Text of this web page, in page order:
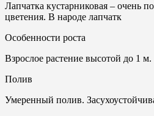
Лапчатка кустарниковая – очень
цветения. В народе лапчатк
Особенности роста
Взрослое растение высотой до 1 м.
Полив
Умеренный полив.